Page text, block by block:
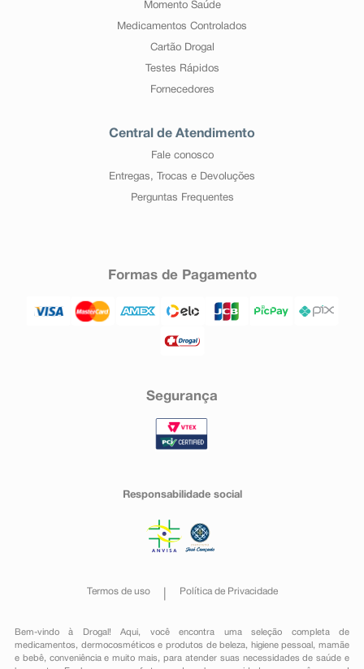
Momento Saúde
Medicamentos Controlados
Cartão Drogal
Testes Rápidos
Fornecedores
Central de Atendimento
Fale conosco
Entregas, Trocas e Devoluções
Perguntas Frequentes
Formas de Pagamento
Segurança
Responsabilidade social
Termos de uso Política de Privacidade
Bem-vindo à Drogal! Aqui, você encontra uma seleção completa de
medicamentos , dermocosméticos e produtos de beleza, higiene pessoal ,mamãe
e bebê, conveniênciae muito mais, para atender suas necessidades de saúde e